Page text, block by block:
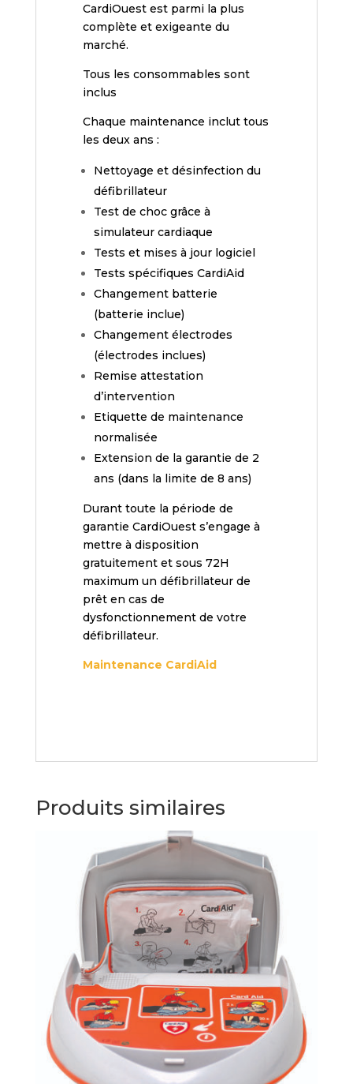
CardiOuest est parmi la plus
complète et exigeante du
marché.
Tous les consommables sont
inclus
Chaque maintenance inclut tous
les deux ans :
Nettoyage et désinfection du
défibrillateur
Test de choc grâce à
simulateur cardiaque
Tests et mises à jour logiciel
Tests spécifiques CardiAid
Changement batterie
(batterie inclue)
Changement électrodes
(électrodes inclues)
Remise attestation
d’intervention
Etiquette de maintenance
normalisée
Extension de la garantie de 2
ans (dans la limite de 8 ans)
Durant toute la période de
garantie CardiOuest s’engage à
mettre à disposition
gratuitement et sous 72H
maximum un défibrillateur de
prêt en cas de
dysfonctionnement de votre
défibrillateur.
Maintenance CardiAid
Produits similaires